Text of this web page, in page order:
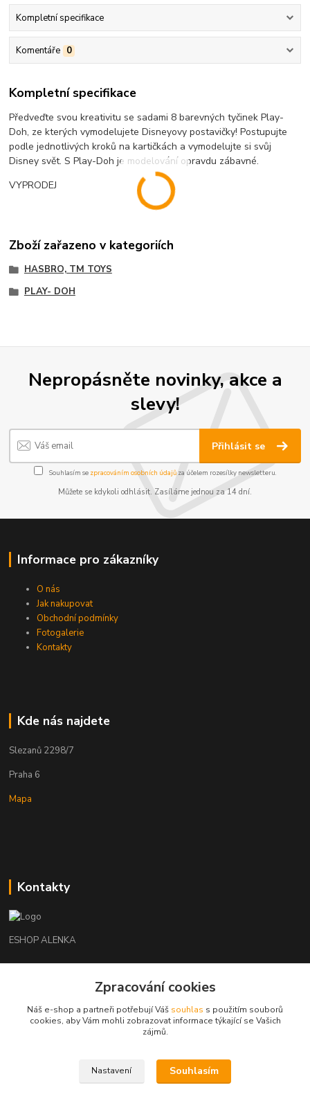
Kompletní specifikace
Komentáře 0
Kompletní specifikace
Předveďte svou kreativitu se sadami 8 barevných tyčinek Play-
Doh, ze kterých vymodelujete Disneyovy postavičky! Postupujte
podle jednotlivých kroků na kartičkách a vymodelujte si svůj
Disney svět. S Play-Doh je modelování opravdu zábavné.
VYPRODEJ
Zboží zařazeno v kategoriích
HASBRO, TM TOYS
PLAY- DOH
Nepropásněte novinky, akce a
slevy!
Přihlásit se
Souhlasím se zpracováním osobních údajůza účelem rozesílky newsletteru.
Můžete se kdykoli odhlásit. Zasíláme jednou za 14 dní.
Informace pro zákazníky
O nás
Jak nakupovat
Obchodní podmínky
Fotogalerie
Kontakty
Kde nás najdete
Slezanů 2298/7
Praha 6
Mapa
Kontakty
ESHOP ALENKA
+420602541312
orechovka@inmes.cz
Zpracování cookies
Náš e-shop a partneři potřebují Váš souhlas s použitím souborů
cookies, aby Vám mohli zobrazovat informace týkající se Vašich
zájmů.
Nastavení Souhlasím